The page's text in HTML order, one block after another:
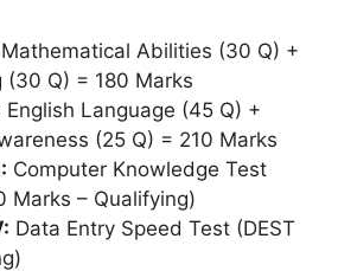
Mathematical Abilities (30 Q) +
(30 Q) = 180 Marks
English Language (45 Q) +
(25 Q) = 210 Marks
Computer Knowledge Test
Marks – Qualifying)
Data Entry Speed Test (DEST